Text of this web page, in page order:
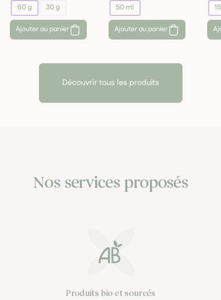
60 g 30 g
Ajouter au panier
50 ml
Ajouter au panier
Découvrir tous les produits
Nos services proposés
Produits bio et sourcés